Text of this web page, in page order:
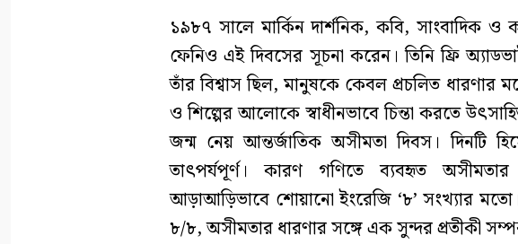
১৯৮৭ সালে মার্কিন দার্শনিক, কবি, সাংবাদিক
ফেনিও এই দিবসের সূচনা করেন। তিনি ফ্রি
তাঁর বিশ্বাস ছিল, মানুষকে কেবল প্রচলিত ধারণার
ও শিল্পের আলোকে স্বাধীনভাবে চিন্তা করতে
জন্ম নেয় আন্তর্জাতিক অসীমতা দিবস। দিনটি
তাৎপর্যপূর্ণ। কারণ গণিতে ব্যবহৃত
আড়াআড়িভাবে শোয়ানো ইংরেজি ‘৮’ সংখ্যার
৮/৮, অসীমতার ধারণার সঙ্গে এক সুন্দর প্রতীকী